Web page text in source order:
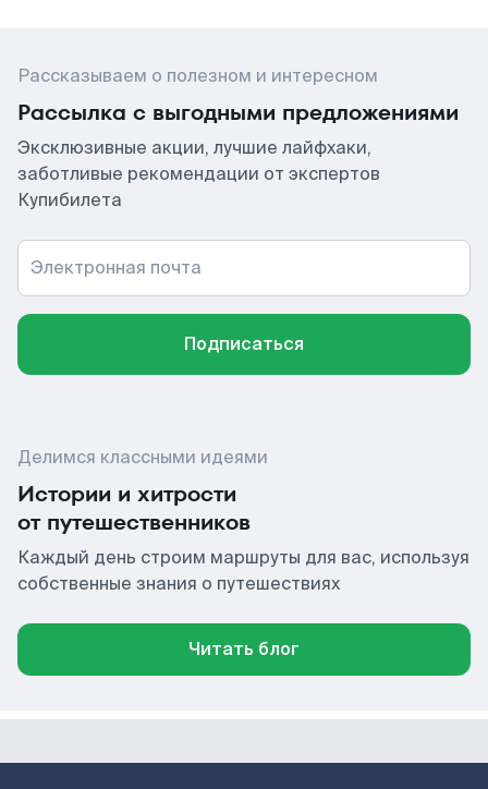
Рассказываем о полезном и интересном
Рассылка с выгодными предложениями
Эксклюзивные акции, лучшие лайфхаки,
заботливые рекомендации от экспертов
Купибилета
Электронная почта
Подписаться
Делимся классными идеями
Истории и хитрости
от путешественников
Каждый день строим маршруты для вас, используя
собственные знания о путешествиях
Читать блог